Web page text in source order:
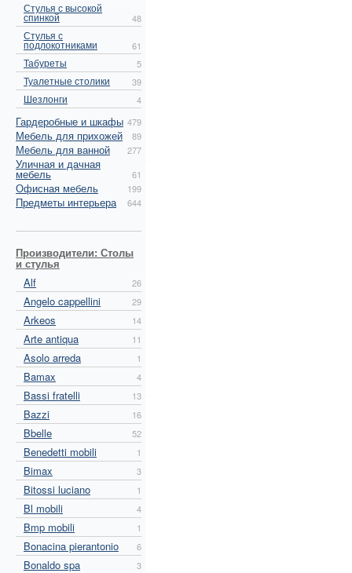
Стулья с высокой
спинкой 48
Стулья с
подлокотниками 61
Табуреты 5
Туалетные столики 39
Шезлонги 4
Гардеробные и шкафы 479
Мебель для прихожей 89
Мебель для ванной 277
Уличная и дачная
мебель 61
Офисная мебель 199
Предметы интерьера 644
Производители: Столы
и стулья
Alf
26
Angelo cappellini 29
Arkeos 14
Arte antiqua 11
Asolo arreda 1
Bamax 4
Bassi fratelli 13
Bazzi 16
Bbelle 52
Benedetti mobili 1
Bimax 3
Bitossi luciano 1
Bl mobili 4
Bmp mobili 1
Bonacina pierantonio 6
Bonaldo spa 3